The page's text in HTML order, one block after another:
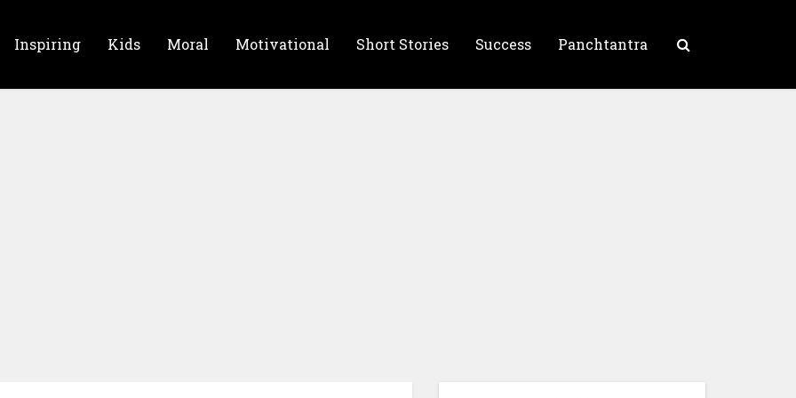
Inspiring Kids Moral Motivational Short Stories Success Panchtantra